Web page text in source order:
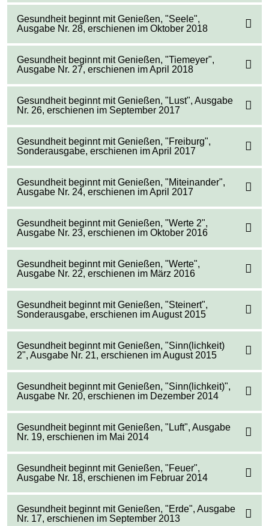
Gesundheit beginnt mit Genießen, "Seele",
Ausgabe Nr. 28, erschienen im Oktober 2018
Gesundheit beginnt mit Genießen, "Tiemeyer",
Ausgabe Nr. 27, erschienen im April 2018
Gesundheit beginnt mit Genießen, "Lust", Ausgabe
Nr. 26, erschienen im September 2017
Gesundheit beginnt mit Genießen, "Freiburg",
Sonderausgabe, erschienen im April 2017
Gesundheit beginnt mit Genießen, "Miteinander",
Ausgabe Nr. 24, erschienen im April 2017
Gesundheit beginnt mit Genießen, "Werte 2",
Ausgabe Nr. 23, erschienen im Oktober 2016
Gesundheit beginnt mit Genießen, "Werte",
Ausgabe Nr. 22, erschienen im März 2016
Gesundheit beginnt mit Genießen, "Steinert",
Sonderausgabe, erschienen im August 2015
Gesundheit beginnt mit Genießen, "Sinn(lichkeit)
2", Ausgabe Nr. 21, erschienen im August 2015
Gesundheit beginnt mit Genießen, "Sinn(lichkeit)",
Ausgabe Nr. 20, erschienen im Dezember 2014
Gesundheit beginnt mit Genießen, "Luft", Ausgabe
Nr. 19, erschienen im Mai 2014
Gesundheit beginnt mit Genießen, "Feuer",
Ausgabe Nr. 18, erschienen im Februar 2014
Gesundheit beginnt mit Genießen, "Erde", Ausgabe
Nr. 17, erschienen im September 2013